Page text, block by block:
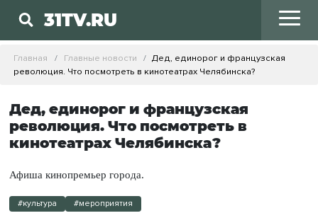
31TV.RU
Главная Главные новости
Дед, единорог и французская
революция. Что посмотреть в кинотеатрах Челябинска?
Дед, единорог и французская
революция. Что посмотреть в
кинотеатрах Челябинска?
Афиша кинопремьер города.
#культура #мероприятия